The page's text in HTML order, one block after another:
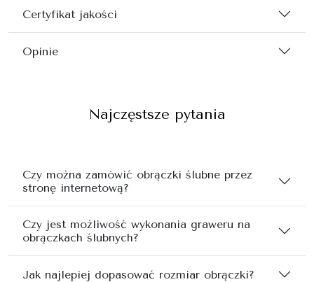
Certyfikat jakości
Opinie
Najczęstsze pytania
Czy można zamówić obrączki ślubne przez
stronę internetową?
Czy jest możliwość wykonania graweru na
obrączkach ślubnych?
Jak najlepiej dopasować rozmiar obrączki?